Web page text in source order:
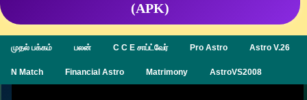
(APK)
முதல் பக்கம் பலன் C C E சாப்ட்வேர் Pro Astro Astro V.26
N Match Financial Astro Matrimony AstroVS2008